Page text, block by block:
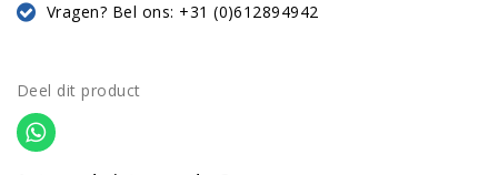
Vragen? Bel ons: +31 (0)612894942
Deel dit product